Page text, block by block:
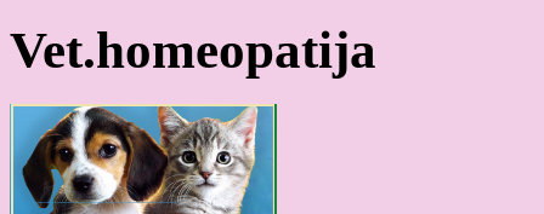
Vet.homeopatija